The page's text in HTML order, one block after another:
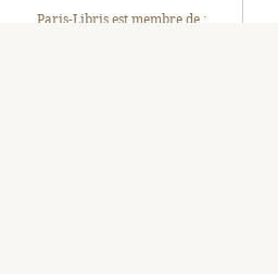
Paris-Libris est membre de :